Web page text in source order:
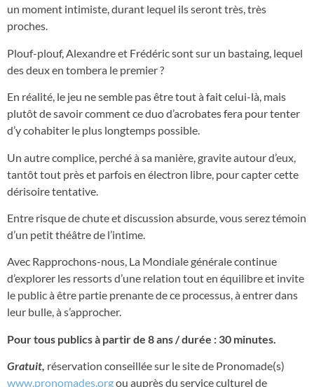
un moment intimiste, durant lequel ils seront très, très
proches.
Plouf-plouf, Alexandre et Frédéric sont sur un bastaing, lequel
des deux en tombera le premier ?
En réalité, le jeu ne semble pas être tout à fait celui-là, mais
plutôt de savoir comment ce duo d’acrobates fera pour tenter
d’y cohabiter le plus longtemps possible.
Un autre complice, perché à sa manière, gravite autour d’eux,
tantôt tout près et parfois en électron libre, pour capter cette
dérisoire tentative.
Entre risque de chute et discussion absurde, vous serez témoin
d’un petit théâtre de l’intime.
Avec Rapprochons-nous, La Mondiale générale continue
d’explorer les ressorts d’une relation tout en équilibre et invite
le public à être partie prenante de ce processus, à entrer dans
leur bulle, à s’approcher.
Pour tous publics à partir de 8 ans / durée : 30 minutes.
Gratuit, réservation conseillée sur le site de Pronomade(s)
www.pronomades.orgou auprès du service culturel de